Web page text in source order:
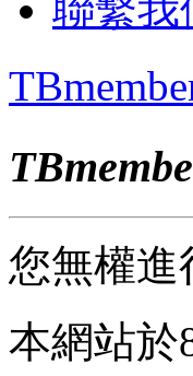
您無權進
本網站於